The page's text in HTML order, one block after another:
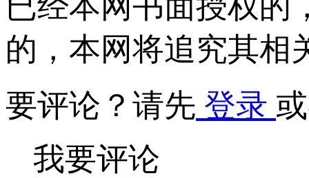
的，本网将追究其相
要评论？请先 登录
我要评论